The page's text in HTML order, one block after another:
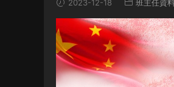
2023-12-18 班主任資